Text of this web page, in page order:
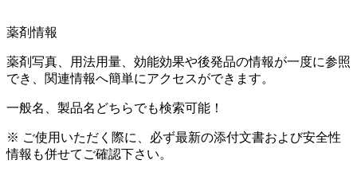
薬剤情報
薬剤写真、用法用量、効能効果や後発品の情報が一度に参照
でき、関連情報へ簡単にアクセスができます。
一般名、製品名どちらでも検索可能！
※ ご使用いただく際に、必ず最新の添付文書および安全性
情報も併せてご確認下さい。